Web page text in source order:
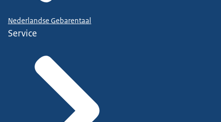
Nederlandse Gebarentaal
Service